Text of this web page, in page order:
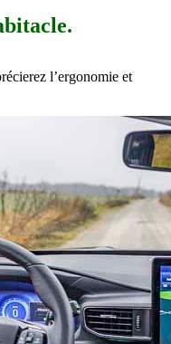
l’ergonomie et